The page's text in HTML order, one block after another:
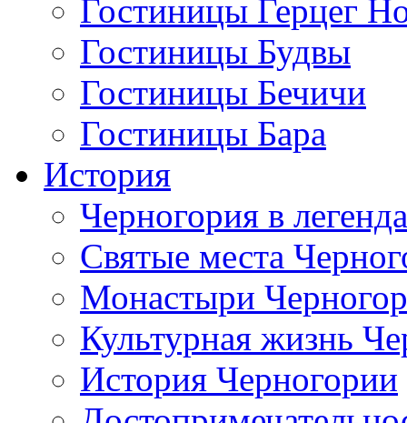
Гостиницы Герцег
Гостиницы Будвы
Гостиницы Бечичи
Гостиницы Бара
История
Черногория в
Святые места
Монастыри
Культурная жизнь
История Черногории